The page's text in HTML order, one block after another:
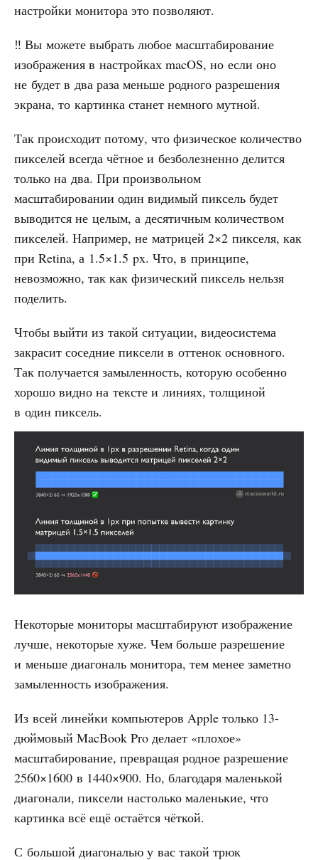
настройки монитора это позволяют.
‼️ Вы можете выбрать любое масштабирование
изображения в настройках macOS, но если оно
не будет в два раза меньше родного разрешения
экрана, то картинка станет немного мутной.
Так происходит потому, что физическое количество
пикселей всегда чётное и безболезненно делится
только на два. При произвольном
масштабировании один видимый пиксель будет
выводится не целым, а десятичным количеством
пикселей. Например, не матрицей 2×2 пикселя, как
при Retina, а 1.5×1.5 px. Что, в принципе,
невозможно, так как физический пиксель нельзя
поделить.
Чтобы выйти из такой ситуации, видеосистема
закрасит соседние пиксели в оттенок основного.
Так получается замыленность, которую особенно
хорошо видно на тексте и линиях, толщиной
в один пиксель.
Некоторые мониторы масштабируют изображение
лучше, некоторые хуже. Чем больше разрешение
и меньше диагональ монитора, тем менее заметно
замыленность изображения.
Из всей линейки компьютеров Apple только 13-
дюймовый MacBook Pro делает «плохое»
масштабирование, превращая родное разрешение
2560×1600 в 1440×900. Но, благодаря маленькой
диагонали, пиксели настолько маленькие, что
картинка всё ещё остаётся чёткой.
С большой диагональю у вас такой трюк